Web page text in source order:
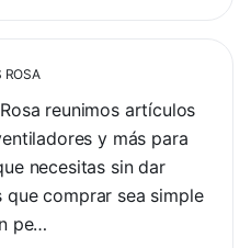
ROSA
reunimos artículos
y más para
necesitas sin dar
que comprar sea simple
pe…